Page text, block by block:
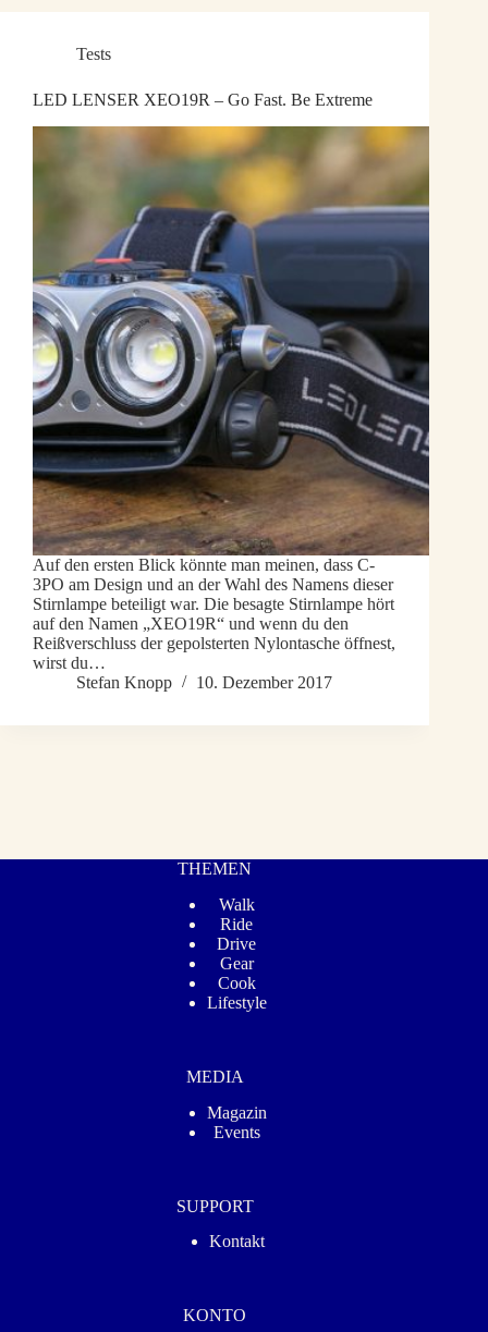
Tests
LED LENSER XEO19R – Go Fast. Be Extreme
Auf den ersten Blick könnte man meinen, dass C-
3PO am Design und an der Wahl des Namens dieser
Stirnlampe beteiligt war. Die besagte Stirnlampe hört
auf den Namen „XEO19R“ und wenn du den
Reißverschluss der gepolsterten Nylontasche öffnest,
wirst du…
Stefan Knopp
10. Dezember 2017
THEMEN
Walk
Ride
Drive
Gear
Cook
Lifestyle
MEDIA
Magazin
Events
SUPPORT
Kontakt
KONTO